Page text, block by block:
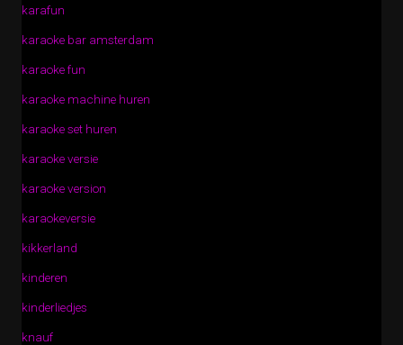
karafun
karaoke bar amsterdam
karaoke fun
karaoke machine huren
karaoke set huren
karaoke versie
karaoke version
karaokeversie
kikkerland
kinderen
kinderliedjes
knauf